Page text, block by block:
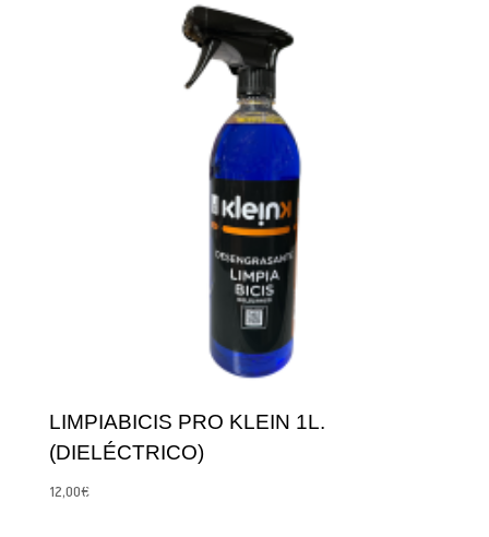
LIMPIABICIS PRO KLEIN 1L.
(DIELÉCTRICO)
12,00€